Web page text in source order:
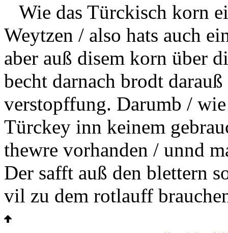
Wie das Türckisch korn
Weytzen / also hats auch
aber auß disem korn über
becht darnach brodt
verstopffung. Darumb /
Türckey inn keinem
thewre vorhanden / unnd
Der safft auß den blettern
vil zu dem rotlauff